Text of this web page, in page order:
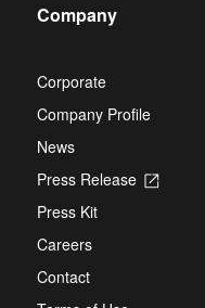
Company
Corporate
Company Profile
News
Press Release
Opens
Press Kit
Careers
Contact